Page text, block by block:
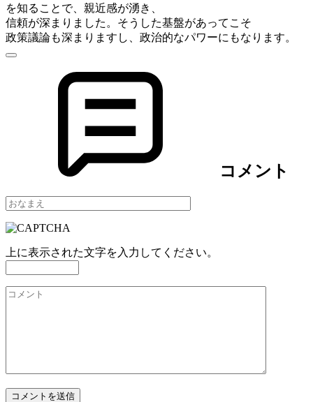
を知ることで、親近感が湧き、
信頼が深まりました。そうした基盤があってこそ
政策議論も深まりますし、政治的なパワーにもなります。
コメント
上に表示された文字を入力してください。